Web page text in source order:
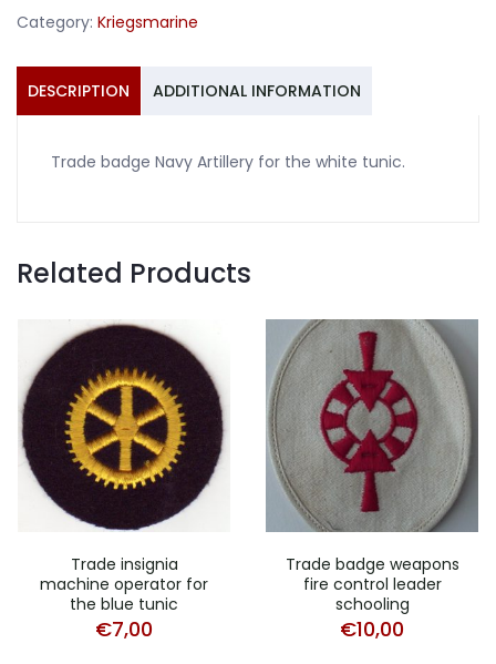
tunic
Category: Kriegsmarine
DESCRIPTION ADDITIONAL INFORMATION
Trade badge Navy Artillery for the white tunic.
Related Products
Trade insignia
machine operator for
the blue tunic
€7,00
Trade badge weapons
fire control leader
schooling
€10,00